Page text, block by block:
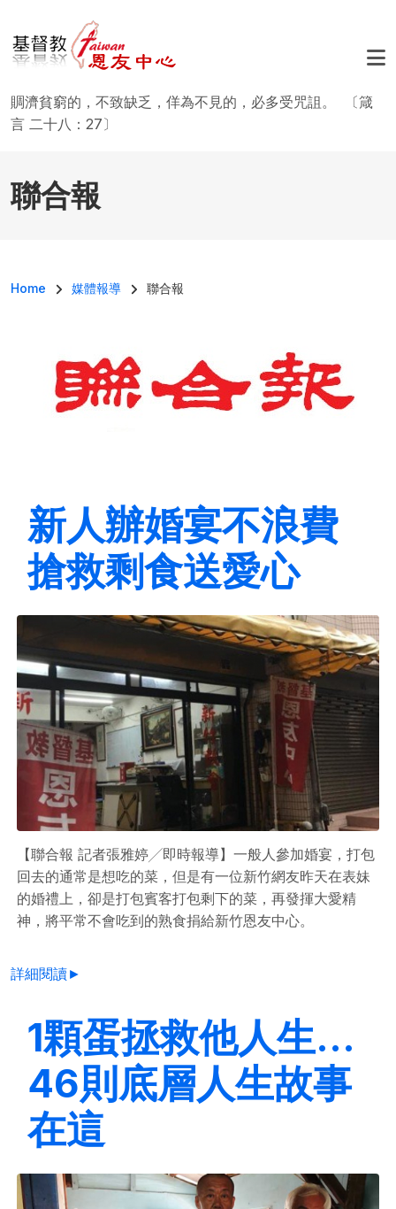
賙濟貧窮的，不致缺乏，佯為不見的，必多受咒詛。 〔箴
言 二十八：27〕
聯合報
導航連結
Home 媒體報導 聯合報
新人辦婚宴不浪費
搶救剩食送愛心
【聯合報 記者張雅婷╱即時報導】一般人參加婚宴，打包
回去的通常是想吃的菜，但是有一位新竹網友昨天在表妹
的婚禮上，卻是打包賓客打包剩下的菜，再發揮大愛精
神，將平常不會吃到的熟食捐給新竹恩友中心。
詳細閱讀►
1顆蛋拯救他人生…
46則底層人生故事
在這